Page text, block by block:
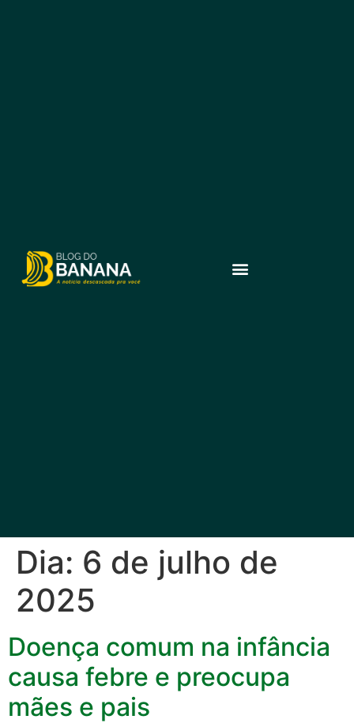
Dia: 6 de julho de
2025
Doença comum na infância
causa febre e preocupa
mães e pais